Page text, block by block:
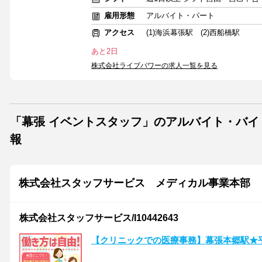
雇用形態
アルバイト・パート
アクセス
(1)海浜幕張駅 (2)西船橋駅
あと2日
株式会社ライブパワーの求人一覧を見る
「幕張 イベントスタッフ」のアルバイト・バ
報
株式会社スタッフサービス メディカル事業本部
株式会社スタッフサービス/I10442643
【クリニックでの医療事務】幕張本郷駅